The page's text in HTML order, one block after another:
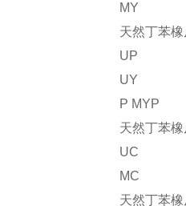
MY
天然丁苯
UP
UY
P MYP
天然丁苯
UC
MC
天然丁苯